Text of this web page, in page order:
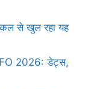
से खुल रहा यह
2026: डेट्स,